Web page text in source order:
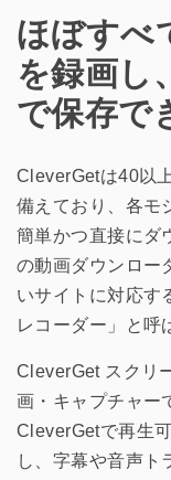
ほぼすべ
を録画し
で保存で
CleverGetは40以
備えており、各モ
簡単かつ直接にダ
の動画ダウンロー
いサイトに対応す
レコーダー」と呼
CleverGet スクリ
画・キャプチャー
CleverGetで再生
し、字幕や音声ト